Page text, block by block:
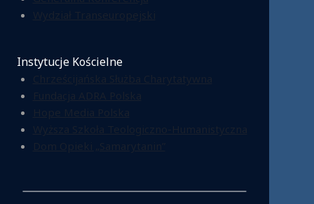
Instytucje Kościelne